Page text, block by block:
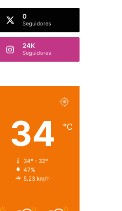
0
Seguidores
24K
Seguidores
34 ℃
34º - 32º
47%
5.23 km/h